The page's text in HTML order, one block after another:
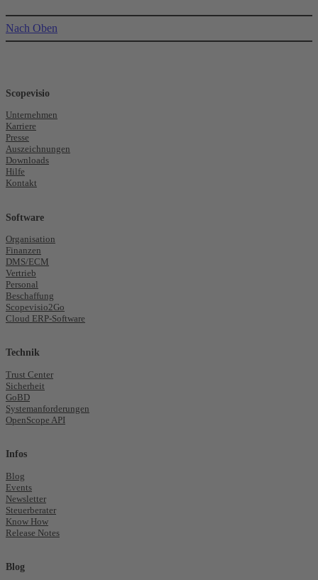
Nach Oben
Scopevisio
Unternehmen
Karriere
Presse
Auszeichnungen
Downloads
Hilfe
Kontakt
Software
Organisation
Finanzen
DMS/ECM
Vertrieb
Personal
Beschaffung
Scopevisio2Go
Cloud ERP-Software
Technik
Trust Center
Sicherheit
GoBD
Systemanforderungen
OpenScope API
Infos
Blog
Events
Newsletter
Steuerberater
Know How
Release Notes
Blog